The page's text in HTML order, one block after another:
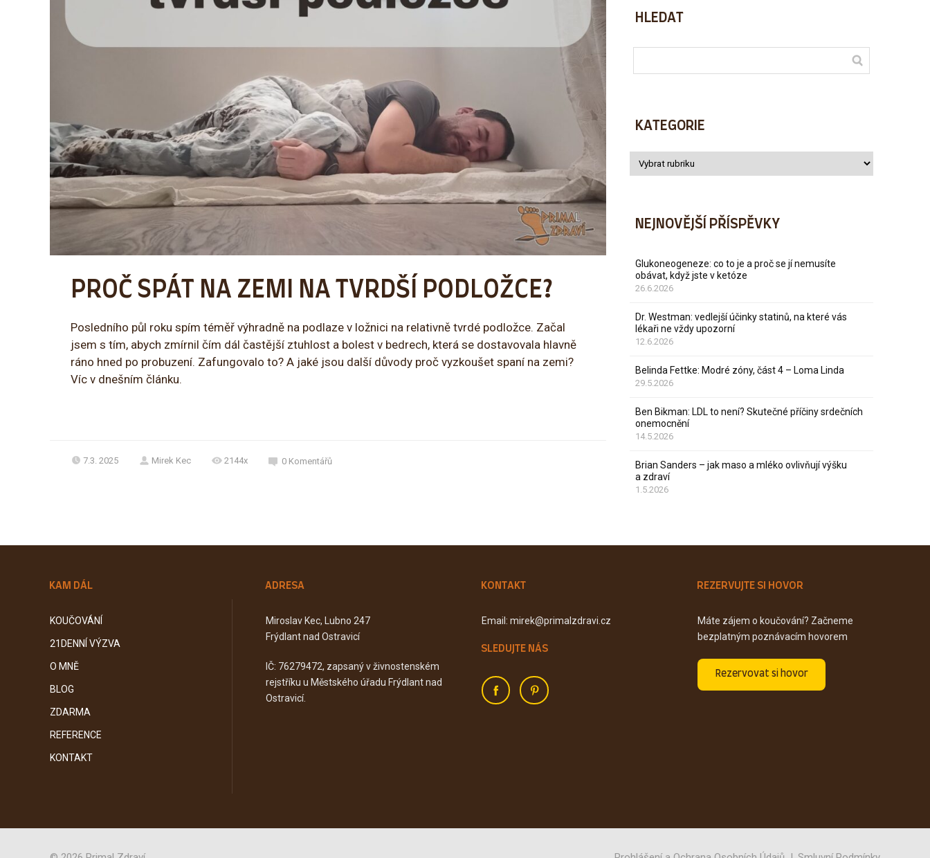
PROČ SPÁT NA ZEMI NA TVRDŠÍ PODLOŽCE?
Posledního půl roku spím téměř výhradně na podlaze v ložnici na relativně tvrdé podložce. Začal
jsem s tím, abych zmírnil čím dál častější ztuhlost a bolest v bedrech, která se dostavovala hlavně
ráno hned po probuzení. Zafungovalo to? A jaké jsou další důvody proč vyzkoušet spaní na zemi?
Víc v dnešním článku.
7.3. 2025 Mirek Kec 2144x 0 Komentářů
HLEDAT
KATEGORIE
NEJNOVĚJŠÍ PŘÍSPĚVKY
Glukoneogeneze: co to je a proč se jí nemusíte
obávat, když jste v ketóze
26.6.2026
Dr. Westman: vedlejší účinky statinů, na které vás
lékaři ne vždy upozorní
12.6.2026
Belinda Fettke: Modré zóny, část 4 – Loma Linda
29.5.2026
Ben Bikman: LDL to není? Skutečné příčiny srdečních
onemocnění
14.5.2026
Brian Sanders – jak maso a mléko ovlivňují výšku
a zdraví
1.5.2026
KAM DÁL
KOUČOVÁNÍ
21DENNÍ VÝZVA
O MNĚ
BLOG
ZDARMA
REFERENCE
KONTAKT
ADRESA
Miroslav Kec, Lubno 247
Frýdlant nad Ostravicí
IČ: 76279472, zapsaný v živnostenském
rejstříku u Městského úřadu Frýdlant nad
Ostravicí.
KONTAKT
Email: mirek@primalzdravi.cz
SLEDUJTE NÁS
REZERVUJTE SI HOVOR
Máte zájem o koučování? Začneme
bezplatným poznávacím hovorem
Rezervovat si hovor